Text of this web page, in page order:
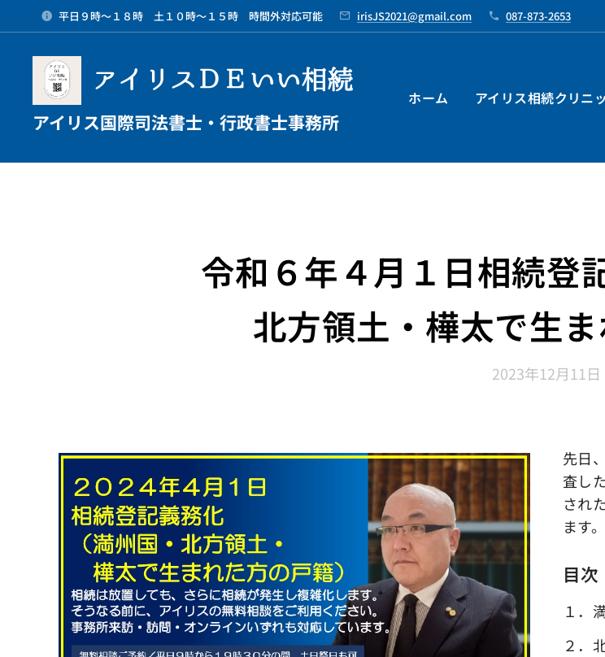
平日９時～１８時 土１０時～１５時 時間外対応可能 irisJS2021@gmail.com 087-873-2653
アイリスＤＥいい相続
アイリス国際司法書士・行政書士事務所
ホーム アイリス相続クリニ
令和６年４月１日相続登
北方領土・樺太で生ま
2023年12月11日
先日
査し
され
ます。
目次
１．
２．